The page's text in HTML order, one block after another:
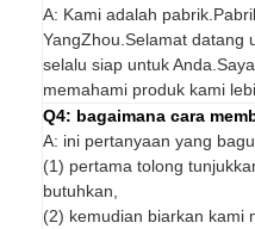
A: Kami adalah
YangZhou.Selamat datang
selalu siap untuk
memahami produk kami
Q4: bagaimana cara
A: ini pertanyaan yang
(1) pertama tolong
butuhkan,
(2) kemudian biarkan kami